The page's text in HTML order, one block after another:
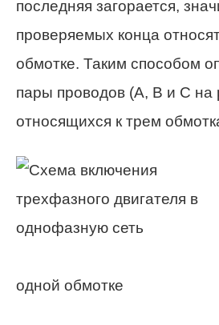
последняя загорается,
проверяемых конца
обмотке. Таким способом
пары проводов (A, B и C на
относящихся к трем
одной обмотке